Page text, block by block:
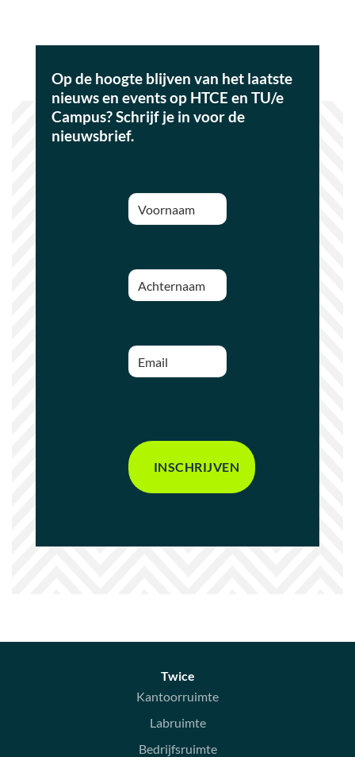
Op de hoogte blijven van het laatste
nieuws en events op HTCE en TU/e
Campus? Schrijf je in voor de
nieuwsbrief.
Voornaam
Achternaam (Vereist)
Email
Twice
Kantoorruimte
Labruimte
Bedrijfsruimte